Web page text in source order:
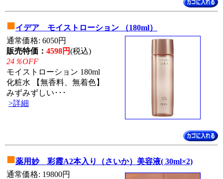
■イデア モイストローション （180ml）
通常価格: 6050円
販売特価： 4598円(税込)
24％OFF
モイストローション 180ml
化粧水 【無香料、無着色】
みずみずしい･･･
>詳細
■薬用妙 彩霞A2本入り（さいか）美容液( 30ml×2)
通常価格: 19800円